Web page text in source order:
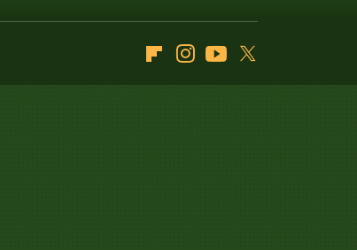
FlipboardInstagramYoutube